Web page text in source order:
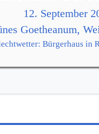
12. September
Goetheanum,
Bürgerhaus in